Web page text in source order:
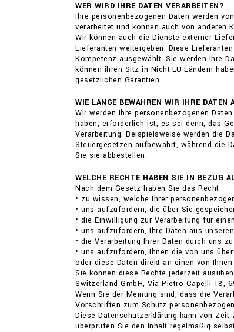
WER WIRD IHRE DATEN VERARBEITEN?
Ihre personenbezogenen Daten werden
verarbeitet und können auch von anderen
Wir können auch die Dienste externer
Lieferanten weitergeben. Diese
Kompetenz ausgewählt. Sie werden Ihre
können ihren Sitz in Nicht-EU-Ländern
gesetzlichen Garantien.
WIE LANGE BEWAHREN WIR IHRE DATEN
Wir werden Ihre personenbezogenen
haben, erforderlich ist, es sei denn, das
Verarbeitung. Beispielsweise werden die
Steuergesetzen aufbewahrt, während die
Sie sie abbestellen.
WELCHE RECHTE HABEN SIE IN BEZUG
Nach dem Gesetz haben Sie das Recht:
• zu wissen, welche Ihrer
• uns aufzufordern, die über Sie
• die Einwilligung zur Verarbeitung für
• uns aufzufordern, Ihre Daten aus
• die Verarbeitung Ihrer Daten durch uns
• uns aufzufordern, Ihnen die von uns
oder diese Daten direkt an einen von
Sie können diese Rechte jederzeit
Switzerland GmbH, Via Pietro Capelli 18,
Wenn Sie der Meinung sind, dass die
Vorschriften zum Schutz
Diese Datenschutzerklärung kann von
überprüfen Sie den Inhalt regelmäßig